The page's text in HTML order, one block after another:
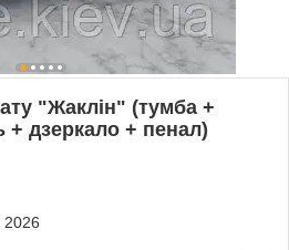
"Жаклін" (тумба +
+ дзеркало + пенал)
2026